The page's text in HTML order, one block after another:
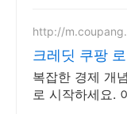
http://
크레딧 쿠팡
복잡한 경제 개
로 시작하세요.